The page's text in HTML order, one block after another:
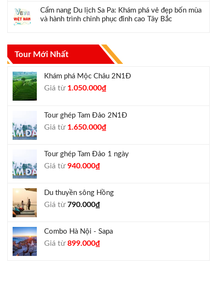
Cẩm nang Du lịch Sa Pa: Khám phá vẻ đẹp bốn mùa
và hành trình chinh phục đỉnh cao Tây Bắc
Tour Mới Nhất
Khám phá Mộc Châu 2N1Đ
Giá từ Giá
1.300.000₫.
1.050.000₫Giá
là:
Tour ghép Tam Đảo 2N1Đ
Giá từ Giá
1.800.000₫.
1.650.000₫Giá
là:
Tour ghép Tam Đảo 1 ngày
Giá từGiá
1.000.000₫.
940.000₫Giá
là:
Du thuyền sông Hồng
Giá từ790.000₫
Combo Hà Nội - Sapa
Giá từGiá
899.000₫Giá